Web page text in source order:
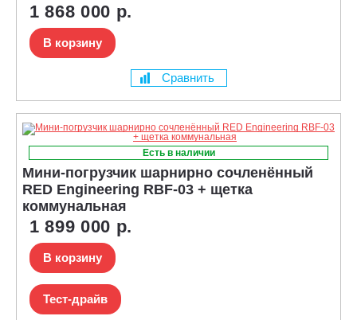
1 868 000 р.
В корзину
Сравнить
Есть в наличии
Мини-погрузчик шарнирно сочленённый
RED Engineering RBF-03 + щетка
коммунальная
1 899 000 р.
В корзину
Тест-драйв